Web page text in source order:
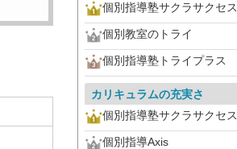
個別指導塾サクラサクセス
個別教室のトライ
個別指導塾トライプラス
カリキュラムの充実さ
個別指導塾サクラサクセス
個別指導Axis